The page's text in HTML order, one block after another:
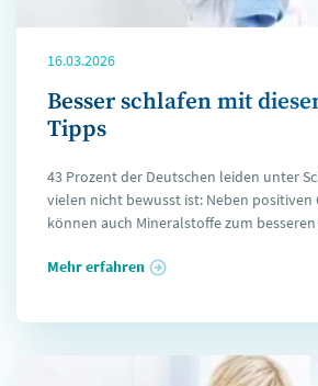
16.03.2026
Besser schlafen mit
Tipps
43 Prozent der Deutschen leiden unter
vielen nicht bewusst ist: Neben positiven
können auch Mineralstoffe zum
Mehr erfahren